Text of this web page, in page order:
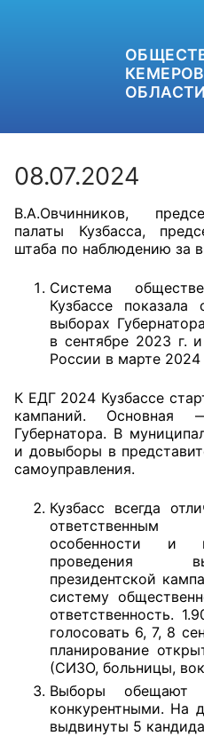
+7
Главная
Общественные советы
Общественные
органах федеральных
исполнительной
Общественные
независимой оценки
оказания услуг
О Палате
Структура Палаты
08.07.2024
В.А.Овчинников,
палаты Кузбасса,
штаба по наблюдению за
Система
Кузбассе
выборах
в сентябре 2023 г.
России в марте 2024
К ЕДГ 2024 Кузбассе
кампаний. Основная
Губернатора. В
и довыборы в
самоуправления.
Кузбасс всегда
ответственным
особенности и
проведения
президентской
систему
ответственность.
голосовать 6, 7, 8
планирование
(СИЗО, больницы,
Выборы обещают
конкурентными. На
выдвинуты 5